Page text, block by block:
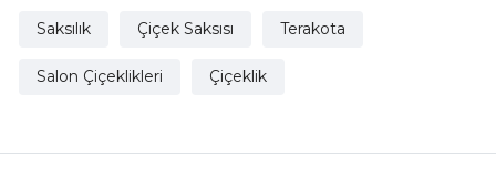
Saksılık Çiçek Saksısı Terakota
Salon Çiçeklikleri Çiçeklik